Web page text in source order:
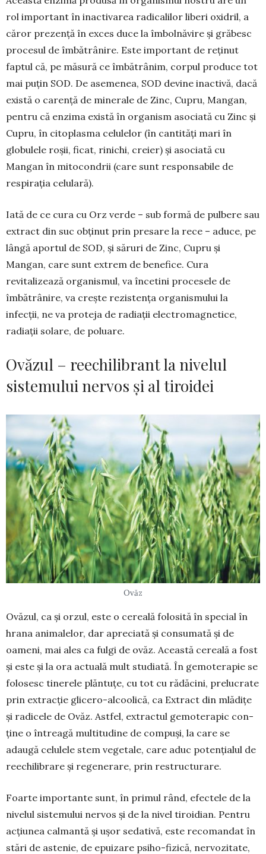
rol important în inactivarea radicalilor liberi oxidril, a
căror prezență în exces duce la îmbol­năvire și grăbesc
procesul de îmbătrânire. Este important de reținut
faptul că, pe măsură ce îmbă­trânim, corpul produce tot
mai puţin SOD. De ase­menea, SOD devine inactivă, dacă
există o carenţă de minerale de Zinc, Cupru, Man­gan,
pentru că enzima există în orga­nism asociată cu Zinc și
Cupru, în citoplasma celulelor (în cantităţi mari în
globulele roșii, ficat, rinichi, creier) și asociată cu
Mangan în mitocon­drii (care sunt responsabile de
respirația celulară).
Iată de ce cura cu Orz verde – sub formă de pulbere sau
extract din suc obținut prin presare la rece – aduce, pe
lângă aportul de SOD, și săruri de Zinc, Cupru și
Mangan, care sunt ex­trem de bene­fice. Cura
revitalizează organismul, va încetini procesele de
îmbătrânire, va creşte re­zistenţa or­ganismului la
infecţii, ne va proteja de radiaţii elec­tromagnetice,
radiaţii solare, de poluare.
Ovăzul – reechilibrant la nivelul
sistemului nervos și al tiroidei
Ovăz
Ovăzul, ca și orzul, este o cereală folosită în special în
hrana animalelor, dar apreciată și con­su­mată și de
oameni, mai ales ca fulgi de ovăz. Această cereală a fost
și este și la ora actuală mult studiată. În gemoterapie se
folosesc tinerele plăn­tuțe, cu tot cu rădăcini, prelucrate
prin extracție glicero-alcoolică, ca Extract din mlădițe
și radi­cele de Ovăz. Astfel, extractul gemoterapic con­
ține o întreagă multitudine de compuși, la care se
adaugă celulele stem vegetale, care aduc poten­ția­lul de
reechi­librare și regenerare, prin restructurare.
Foarte importante sunt, în primul rând, efec­tele de la
nivelul sistemului nervos și de la nivel tiroidian. Pen­tru
acțiunea calmantă și ușor seda­tivă, este reco­man­dat în
stări de astenie, de epui­zare psiho-fizică, nervozitate,